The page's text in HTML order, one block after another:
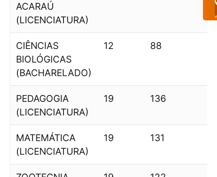
ACARAÚ
(LICENCIATURA)
CIÊNCIAS
BIOLÓGICAS
(BACHARELADO)
12 88
PEDAGOGIA
(LICENCIATURA)
19 136
MATEMÁTICA
(LICENCIATURA)
19 131